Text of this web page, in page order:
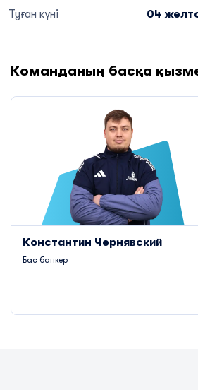
Туған күні 04
Команданың басқа
Константин Чернявский
Бас бапкер